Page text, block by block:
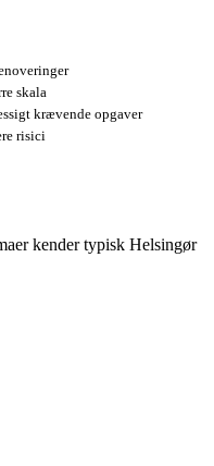
skala
krævende opgaver
risici
kender typisk Helsingør